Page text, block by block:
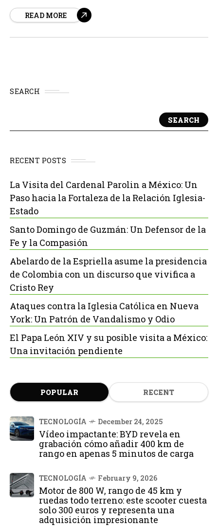
completamente destruida, según informó el párroco
READ MORE
SEARCH
SEARCH
RECENT POSTS
La Visita del Cardenal Parolin a México: Un
Paso hacia la Fortaleza de la Relación Iglesia-
Estado
Santo Domingo de Guzmán: Un Defensor de la
Fe y la Compasión
Abelardo de la Espriella asume la presidencia
de Colombia con un discurso que vivifica a
Cristo Rey
Ataques contra la Iglesia Católica en Nueva
York: Un Patrón de Vandalismo y Odio
El Papa León XIV y su posible visita a México:
Una invitación pendiente
POPULAR RECENT
TECNOLOGÍA December 24, 2025
Vídeo impactante: BYD revela en
grabación cómo añadir 400 km de
rango en apenas 5 minutos de carga
TECNOLOGÍA February 9, 2026
Motor de 800 W, rango de 45 km y
ruedas todo terreno: este scooter cuesta
solo 300 euros y representa una
adquisición impresionante